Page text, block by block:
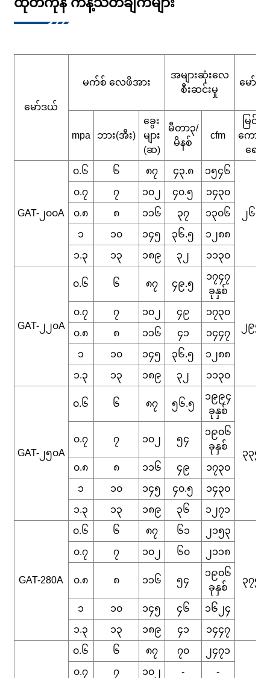
မော်ဒယ်
မက်စ် လေဖိအား
အများဆုံးလေ
စီးဆင်းမှု
မော်တာ
mpa ဘား(အီး)
ခွေး
များ
(ဆ)
မီတာ၃/
မိနစ်
cfm
မြင်း
ကောင်
ရေ
GAT-၂၀၀A
၀.၆ ၆ ၈၇ ၄၃.၈ ၁၅၄၆
၂၆၈
၀.၇ ၇ ၁၀၂ ၄၀.၅ ၁၄၃၀
၀.၈ ၈ ၁၁၆ ၃၇ ၁၃၀၆
၁ ၁၀ ၁၄၅ ၃၆.၅ ၁၂၈၈
၁.၃ ၁၃ ၁၈၉ ၃၂ ၁၁၃၀
GAT-၂၂၀A
၀.၆ ၆ ၈၇ ၄၉.၅
၁၇၄၇
ခုနှစ်
၂၉၅
၀.၇ ၇ ၁၀၂ ၄၉ ၁၇၃၀
၀.၈ ၈ ၁၁၆ ၄၁ ၁၄၄၇
၁ ၁၀ ၁၄၅ ၃၆.၅ ၁၂၈၈
၁.၃ ၁၃ ၁၈၉ ၃၂ ၁၁၃၀
GAT-၂၅၀A
၀.၆ ၆ ၈၇ ၅၆.၅
၁၉၉၄
ခုနှစ်
၃၃၅
၀.၇ ၇ ၁၀၂ ၅၄
၁၉၀၆
ခုနှစ်
၀.၈ ၈ ၁၁၆ ၄၉ ၁၇၃၀
၁ ၁၀ ၁၄၅ ၄၀.၅ ၁၄၃၀
၁.၃ ၁၃ ၁၈၉ ၃၆ ၁၂၇၁
GAT-280A
၀.၆ ၆ ၈၇ ၆၁ ၂၁၅၃
၃၇၅
၀.၇ ၇ ၁၀၂ ၆၀ ၂၁၁၈
၀.၈ ၈ ၁၁၆ ၅၄
၁၉၀၆
ခုနှစ်
၁ ၁၀ ၁၄၅ ၄၆ ၁၆၂၄
၁.၃ ၁၃ ၁၈၉ ၄၁ ၁၄၄၇
၀.၆ ၆ ၈၇ ၇၀ ၂၄၇၁
၀.၇ ၇ ၁၀၂ - -